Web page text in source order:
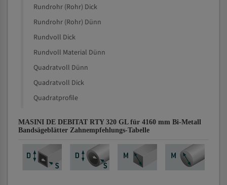
Rundrohr (Rohr) Dick
Rundrohr (Rohr) Dünn
Rundvoll Dick
Rundvoll Material Dünn
Quadratvoll Dünn
Quadratvoll Dick
Quadratprofile
MASINI DE DEBITAT RTY 320 GL für 4160 mm Bi-Metall
Bandsägeblätter Zahnempfehlungs-Tabelle